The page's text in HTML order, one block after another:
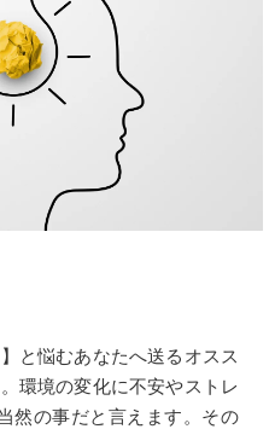
と悩むあなたへ送るオスス
環境の変化に不安やストレ
然の事だと言えます。その